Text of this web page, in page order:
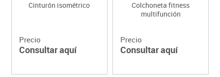
Cinturón isométrico
Precio
Consultar aquí
Colchoneta fitness
multifunción
Precio
Consultar aquí